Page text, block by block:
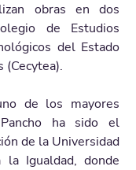
obras en dos
de Estudios
del Estado
(Cecytea).
de los mayores
ha sido el
de la Universidad
la Igualdad, donde